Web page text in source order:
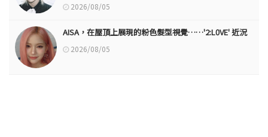
2026/08/05
AISA，在屋頂上展現的粉色髮型視覺……'2:L0VE' 近況
2026/08/05